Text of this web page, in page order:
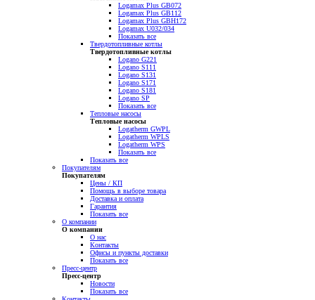
Logamax Plus GB072
Logamax Plus GB112
Logamax Plus GBH172
Logamax U032/034
Показать все
Твердотопливные котлы
Твердотопливные котлы
Logano G221
Logano S111
Logano S131
Logano S171
Logano S181
Logano SP
Показать все
Тепловые насосы
Тепловые насосы
Logatherm GWPL
Logatherm WPLS
Logatherm WPS
Показать все
Показать все
Покупателям
Покупателям
Цены / КП
Помощь в выборе товара
Доставка и оплата
Гарантия
Показать все
О компании
О компании
О нас
Контакты
Офисы и пункты доставки
Показать все
Пресс-центр
Пресс-центр
Новости
Показать все